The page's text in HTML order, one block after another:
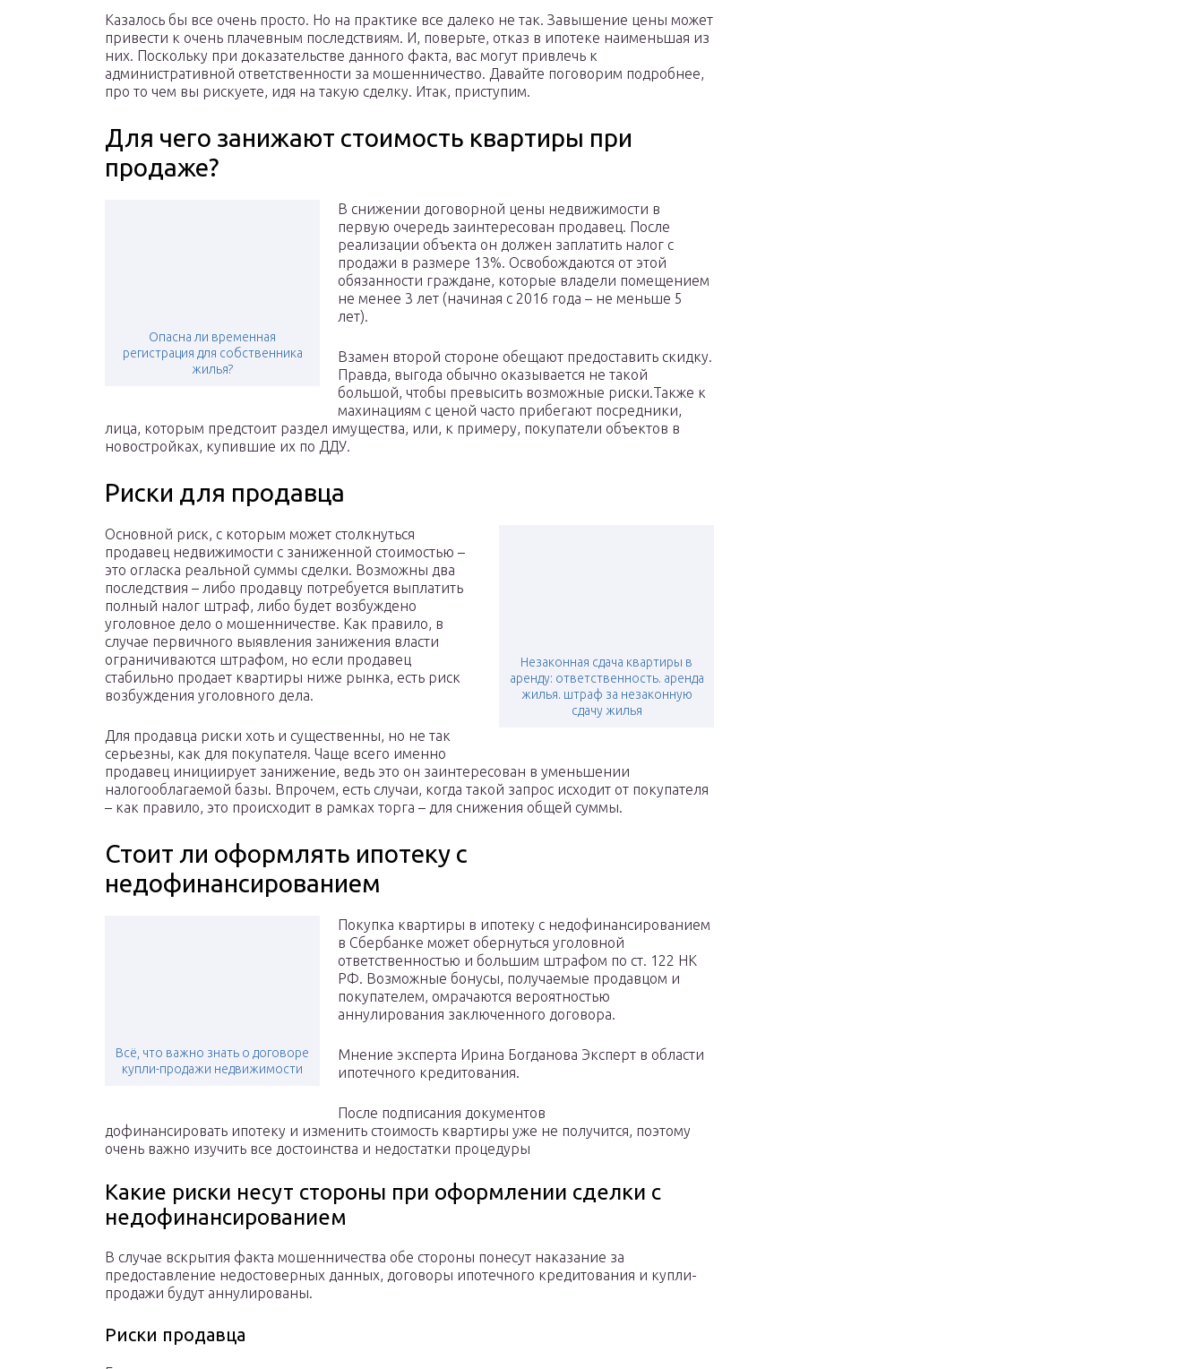
Казалось бы все очень просто. Но на практике все далеко не так. Завышение цены может
привести к очень плачевным последствиям. И, поверьте, отказ в ипотеке наименьшая из
них. Поскольку при доказательстве данного факта, вас могут привлечь к
административной ответственности за мошенничество. Давайте поговорим подробнее,
про то чем вы рискуете, идя на такую сделку. Итак, приступим.
Для чего занижают стоимость квартиры при
продаже?
Опасна ли временная
регистрация для собственника
жилья?
В снижении договорной цены недвижимости в
первую очередь заинтересован продавец. После
реализации объекта он должен заплатить налог с
продажи в размере 13%. Освобождаются от этой
обязанности граждане, которые владели помещением
не менее 3 лет (начиная с 2016 года – не меньше 5
лет).
Взамен второй стороне обещают предоставить скидку.
Правда, выгода обычно оказывается не такой
большой, чтобы превысить возможные риски.Также к
махинациям с ценой часто прибегают посредники,
лица, которым предстоит раздел имущества, или, к примеру, покупатели объектов в
новостройках, купившие их по ДДУ.
Риски для продавца
Незаконная сдача квартиры в
аренду: ответственность. аренда
жилья. штраф за незаконную
сдачу жилья
Основной риск, с которым может столкнуться
продавец недвижимости с заниженной стоимостью –
это огласка реальной суммы сделки. Возможны два
последствия – либо продавцу потребуется выплатить
полный налог штраф, либо будет возбуждено
уголовное дело о мошенничестве. Как правило, в
случае первичного выявления занижения власти
ограничиваются штрафом, но если продавец
стабильно продает квартиры ниже рынка, есть риск
возбуждения уголовного дела.
Для продавца риски хоть и существенны, но не так
серьезны, как для покупателя. Чаще всего именно
продавец инициирует занижение, ведь это он заинтересован в уменьшении
налогооблагаемой базы. Впрочем, есть случаи, когда такой запрос исходит от покупателя
– как правило, это происходит в рамках торга – для снижения общей суммы.
Стоит ли оформлять ипотеку с
недофинансированием
Всё, что важно знать о договоре
купли-продажи недвижимости
Покупка квартиры в ипотеку с недофинансированием
в Сбербанке может обернуться уголовной
ответственностью и большим штрафом по ст. 122 НК
РФ. Возможные бонусы, получаемые продавцом и
покупателем, омрачаются вероятностью
аннулирования заключенного договора.
Мнение эксперта Ирина Богданова Эксперт в области
ипотечного кредитования.
После подписания документов
дофинансировать ипотеку и изменить стоимость квартиры уже не получится, поэтому
очень важно изучить все достоинства и недостатки процедуры
Какие риски несут стороны при оформлении сделки с
недофинансированием
В случае вскрытия факта мошенничества обе стороны понесут наказание за
предоставление недостоверных данных, договоры ипотечного кредитования и купли-
продажи будут аннулированы.
Риски продавца